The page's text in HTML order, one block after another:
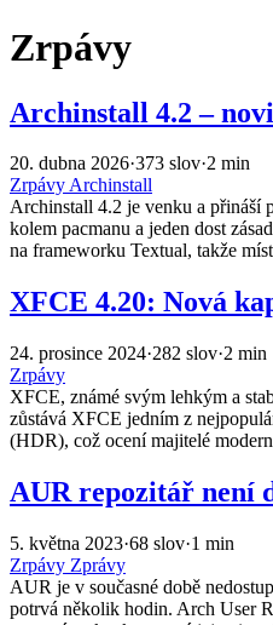
Zrpávy
Archinstall 4.2 –
20. dubna 2026·373 slov·2 min
ZrpávyArchinstall
Archinstall 4.2 je venku a přináší
kolem pacmanu a jeden dost
na frameworku Textual, takže
XFCE 4.20: Nová
24. prosince 2024·282 slov·2 min
Zrpávy
XFCE, známé svým lehkým a
zůstává XFCE jedním z
(HDR), což ocení majitelé
AUR repozitář není
5. května 2023·68 slov·1 min
Zrpávy Zprávy
AUR je v současné době
potrvá několik hodin. Arch User